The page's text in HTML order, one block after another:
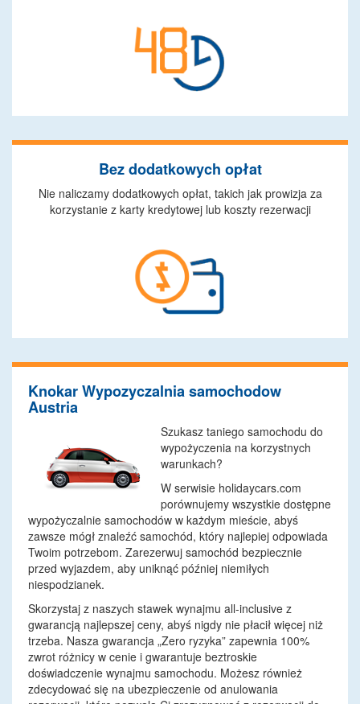
Bez dodatkowych opłat
Nie naliczamy dodatkowych opłat, takich jak prowizja za
korzystanie z karty kredytowej lub koszty rezerwacji
Knokar Wypozyczalnia samochodow
Austria
Szukasz taniego samochodu do
wypożyczenia na korzystnych
warunkach?
W serwisie holidaycars.com
porównujemy wszystkie dostępne
wypożyczalnie samochodów w każdym mieście, abyś
zawsze mógł znaleźć samochód, który najlepiej odpowiada
Twoim potrzebom. Zarezerwuj samochód bezpiecznie
przed wyjazdem, aby uniknąć później niemiłych
niespodzianek.
Skorzystaj z naszych stawek wynajmu all-inclusive z
gwarancją najlepszej ceny, abyś nigdy nie płacił więcej niż
trzeba. Nasza gwarancja „Zero ryzyka” zapewnia 100%
zwrot różnicy w cenie i gwarantuje beztroskie
doświadczenie wynajmu samochodu. Możesz również
zdecydować się na ubezpieczenie od anulowania